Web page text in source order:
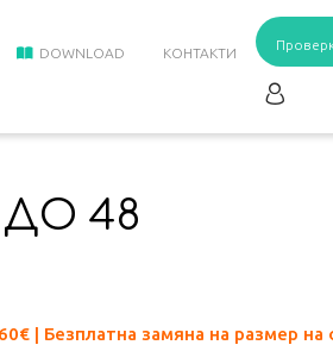
DOWNLOAD КОНТАКТИ
48
€ | Безплатна замяна на размер на